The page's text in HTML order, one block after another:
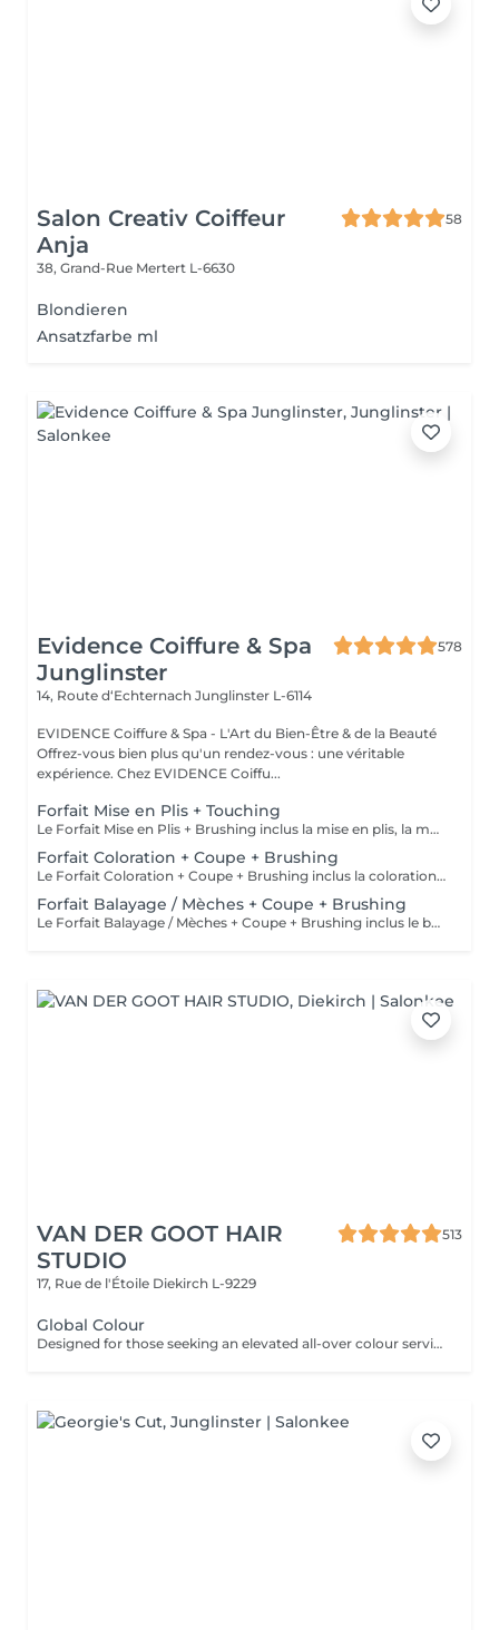
Salon Creativ Coiffeur
Anja
58
38, Grand-Rue Mertert L-6630
Blondieren
Ansatzfarbe ml
Evidence Coiffure & Spa
Junglinster
578
14, Route d‘Echternach Junglinster L-6114
EVIDENCE Coiffure & Spa - L'Art du Bien-Être & de la Beauté
Offrez-vous bien plus qu'un rendez-vous : une véritable
expérience. Chez EVIDENCE Coiffu...
Forfait Mise en Plis + Touching
Le Forfait Mise en Plis + Brushing inclus la mise en plis, la mousse et le shampoing. Le prix pourra varier en fonction de la longueur des cheveux. Pour tout renseignement complémentaire, n'hésitez pas à nous appeler.
Forfait Coloration + Coupe + Brushing
Le Forfait Coloration + Coupe + Brushing inclus la coloration des racines, la coupe, le brushing et le shampoing. Le prix pourra varier en fonction de la longueur des cheveux. Pour tout renseignement complémentaire, n'hésitez pas à nous appeler.
Forfait Balayage / Mèches + Coupe + Brushing
Le Forfait Balayage / Mèches + Coupe + Brushing inclus le balayage, le traitement, la coupe, le brushing, le shampoing et le soin. Le prix pourra varier en fonction de la longueur des cheveux. Pour tout renseignement complémentaire, n'hésitez pas à nous appeler.
VAN DER GOOT HAIR
STUDIO
513
17, Rue de l'Étoile Diekirch L-9229
Global Colour
Designed for those seeking an elevated all-over colour service. Perfect for refreshing rich coppers and vibrant reds while adding warmth, elegance and refined depth to brunette tones.